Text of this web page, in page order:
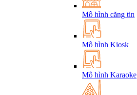
Mô hình căng tin
Mô hình Kiosk
Mô hình Karaoke